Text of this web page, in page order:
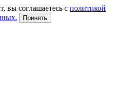
вы соглашаетесь с политикой
Принять